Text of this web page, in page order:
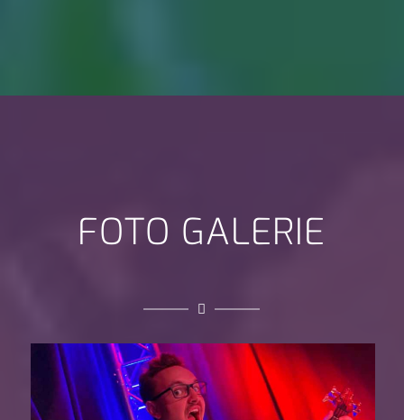
FOTO GALERIE